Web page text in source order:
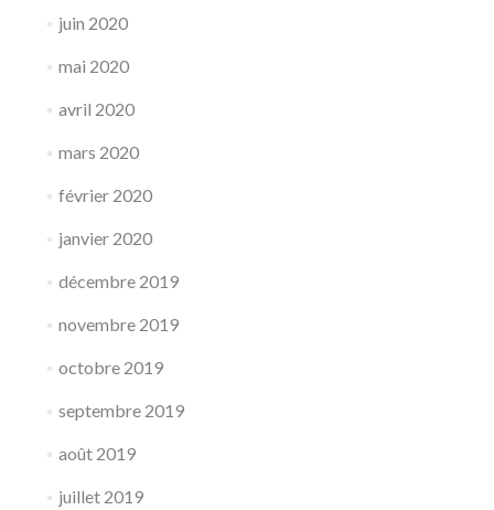
juin 2020
mai 2020
avril 2020
mars 2020
février 2020
janvier 2020
décembre 2019
novembre 2019
octobre 2019
septembre 2019
août 2019
juillet 2019